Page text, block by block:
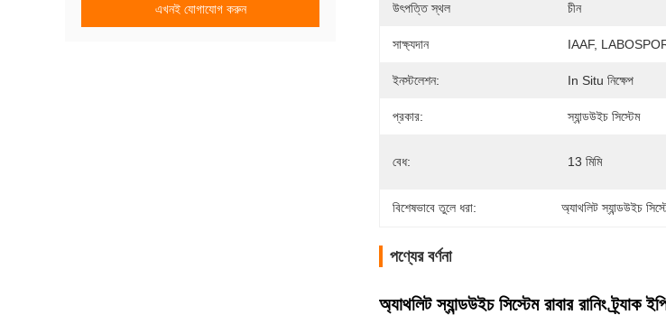
এখনই যোগাযোগ করুন উৎপত্তি স্থল চীন
সাক্ষ্যদান IAAF,
ইনস্টলেশন: In Situ নিক্ষেপ
প্রকার: স্যান্ডউইচ সিস্টেম
বেধ: 13 মিমি
বিশেষভাবে তুলে ধরা: অ্যাথলিট স্যান্ডউইচ
পণ্যের বর্ণনা
অ্যাথলিট স্যান্ডউইচ সিস্টেম রাবার রানিং ট্র্যাক